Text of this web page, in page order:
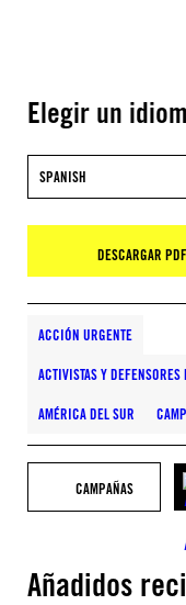
Elegir un
SPANISH
DESCARGAR PDF
ACCIÓN URGENTE
ACTIVISTAS Y
AMÉRICA DEL SUR
CAMPAÑAS
Añadidos